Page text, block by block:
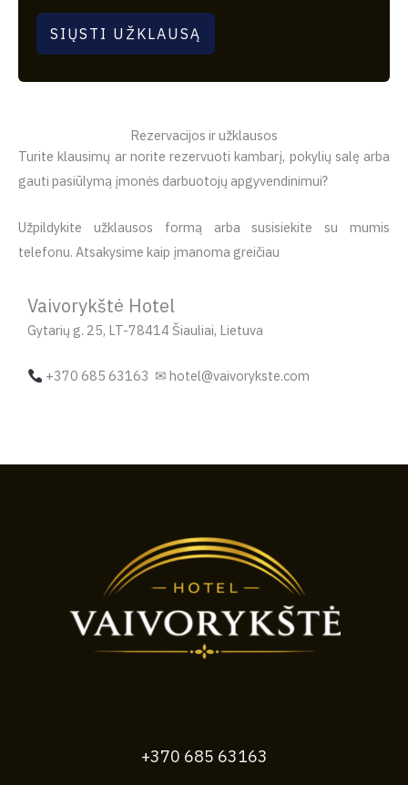
SIŲSTI UŽKLAUSĄ
Rezervacijos ir užklausos
Turite klausimų ar norite rezervuoti kambarį, pokylių salę arba
gauti pasiūlymą įmonės darbuotojų apgyvendinimui?
Užpildykite užklausos formą arba susisiekite su mumis
telefonu. Atsakysime kaip įmanoma greičiau
Vaivorykštė Hotel
Gytarių g. 25, LT-78414 Šiauliai, Lietuva
+370 685 63163 ✉ hotel@vaivorykste.com
+370 685 63163